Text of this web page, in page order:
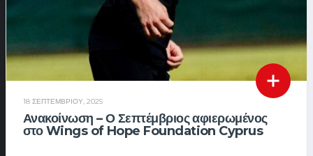
18 ΣΕΠΤΕΜΒΡΊΟΥ, 2025
Ανακοίνωση – Ο Σεπτέμβριος αφιερωμένος
στο Wings of Hope Foundation Cyprus